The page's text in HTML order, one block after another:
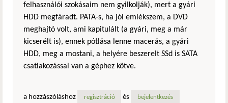
felhasználói szokásaim nem gyilkolják), mert a gyári
HDD megfáradt. PATA-s, ha jól emlékszem, a DVD
meghajtó volt, ami kapitulált (a gyári, meg a már
kicserélt is), ennek pótlása lenne macerás, a gyári
HDD, meg a mostani, a helyére beszerelt SSd is SATA
csatlakozással van a géphez kötve.
a hozzászóláshoz regisztráció és bejelentkezés